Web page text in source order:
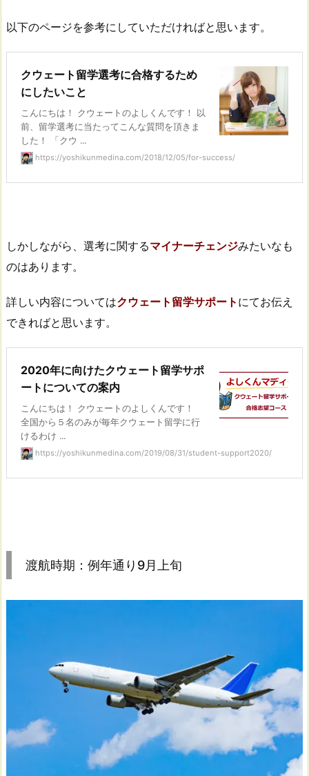
以下のページを参考にしていただければと思います。
クウェート留学選考に合格するため
にしたいこと
こんにちは！ クウェートのよしくんです！ 以
前、留学選考に当たってこんな質問を頂きま
した！ 「クウ ...
https://yoshikunmedina.com/2018/12/05/for-success/
しかしながら、選考に関するマイナーチェンジみたいなも
のはあります。
詳しい内容についてはクウェート留学サポート にてお伝え
できればと思います。
2020年に向けたクウェート留学サポ
ートについての案内
こんにちは！ クウェートのよしくんです！
全国から５名のみが毎年クウェート留学に行
けるわけ ...
https://yoshikunmedina.com/2019/08/31/student-support2020/
渡航時期：例年通り9月上旬